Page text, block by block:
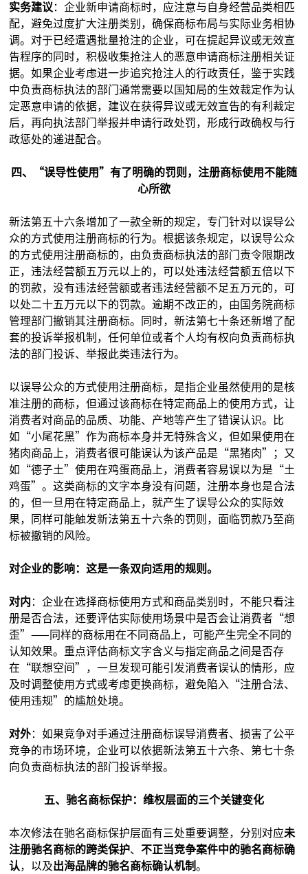
实务建议 ：企业新申请商标时，应注意与自身经营品类相匹
配，避免过度扩大注册类别，确保商标布局与实际业务相协
调。对于已经遭遇批量抢注的企业，可在提起异议或无效宣
告程序的同时，积极收集抢注人的恶意申请商标注册相关证
据。如果企业考虑进一步追究抢注人的行政责任，鉴于实践
中负责商标执法的部门通常需要以国知局的生效裁定作为认
定恶意申请的依据，建议在获得异议或无效宣告的有利裁定
后，再向执法部门举报并申请行政处罚，形成行政确权与行
政惩处的递进配合。
四、“误导性使用”有了明确的罚则，注册商标使用不能随
心所欲
新法第五十六条增加了一款全新的规定，专门针对以误导公
众的方式使用注册商标的行为。根据该条规定，以误导公众
的方式使用注册商标的，由负责商标执法的部门责令限期改
正，违法经营额五万元以上的，可以处违法经营额五倍以下
的罚款，没有违法经营额或者违法经营额不足五万元的，可
以处二十五万元以下的罚款。逾期不改正的，由国务院商标
管理部门撤销其注册商标。同时，新法第七十条还新增了配
套的投诉举报机制，任何单位或者个人均有权向负责商标执
法的部门投诉、举报此类违法行为。
以误导公众的方式使用注册商标，是指企业虽然使用的是核
准注册的商标，但通过该商标在特定商品上的使用方式，让
消费者对商品的品质、功能、产地等产生了错误认识。比
如“小尾花黑”作为商标本身并无特殊含义，但如果使用在
猪肉商品上，消费者很可能误认为该产品是“黑猪肉”；又
如“德子土”使用在鸡蛋商品上，消费者容易误以为是“土
鸡蛋”。这类商标的文字本身没有问题，注册本身也是合法
的，但一旦用在特定商品上，就产生了误导公众的实际效
果，同样可能触发新法第五十六条的罚则，面临罚款乃至商
标被撤销的风险。
对企业的影响：这是一条双向适用的规则。
对内 ：企业在选择商标使用方式和商品类别时，不能只看注
册是否合法，还要评估实际使用场景中是否会让消费者“想
歪”——同样的商标用在不同商品上，可能产生完全不同的
认知效果。重点评估商标文字含义与指定商品之间是否存
在“联想空间”，一旦发现可能引发消费者误认的情形，应
及时调整使用方式或考虑更换商标，避免陷入“注册合法、
使用违规”的尴尬处境。
对外：如果竞争对手通过注册商标误导消费者、损害了公平
竞争的市场环境，企业可以依据新法第五十六条、第七十条
向负责商标执法的部门投诉举报。
五、驰名商标保护：维权层面的三个关键变化
本次修法在驰名商标保护层面有三处重要调整，分别对应未
注册驰名商标的跨类保护、不正当竞争案件中的驰名商标确
认 ，以及出海品牌的驰名商标确认机制 。